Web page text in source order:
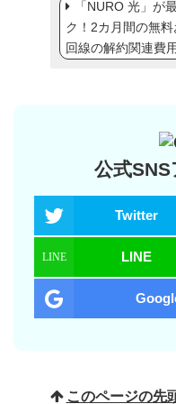
「NURO 光」が
ク！2カ月間の無
回線の解約関連費
公式
Twitter
LINE
このページの先